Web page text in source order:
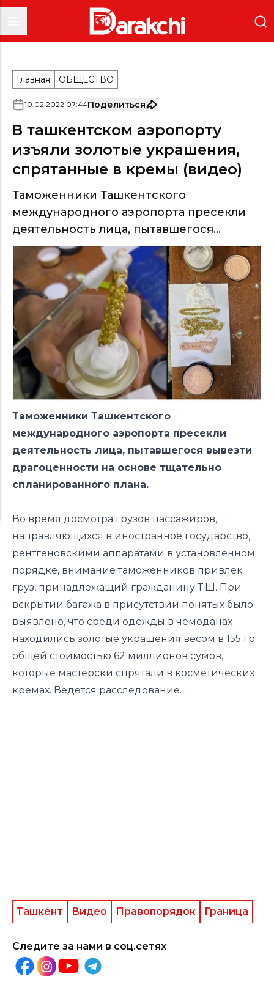
Главная ОБЩЕСТВО
10.02.2022 07:44Поделиться
В ташкентском аэропорту
изъяли золотые украшения,
спрятанные в кремы (видео)
Таможенники Ташкентского
международного аэропорта пресекли
деятельность лица, пытавшегося...
Таможенники Ташкентского
международного аэропорта пресекли
деятельность лица, пытавшегося вывезти
драгоценности на основе тщательно
спланированного плана.
Во время досмотра грузов пассажиров,
направляющихся в иностранное государство,
рентгеновскими аппаратами в установленном
порядке, внимание таможенников привлек
груз, принадлежащий гражданину Т.Ш. При
вскрытии багажа в присутствии понятых было
выявлено, что среди одежды в чемоданах
находились золотые украшения весом в 155 гр
общей стоимостью 62 миллионов сумов,
которые мастерски спрятали в косметических
кремах. Ведется расследование.
Ташкент Видео Правопорядок Граница
Следите за нами в соц.сетях